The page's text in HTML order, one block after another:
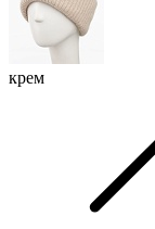
крем